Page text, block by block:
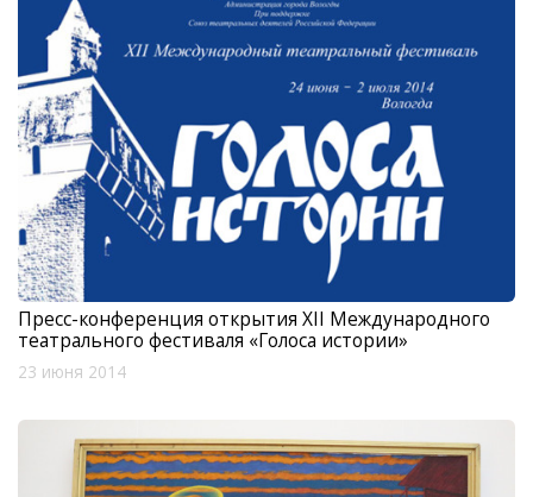
Пресс-конференция открытия XII Международного
театрального фестиваля «Голоса истории»
23 июня 2014